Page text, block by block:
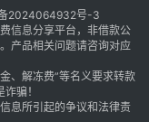
2024064932号-3
信息分享平台，非借款公
产品相关问题请咨询对应
、解冻费”等名义要求转款
骗！
息所引起的争议和法律责